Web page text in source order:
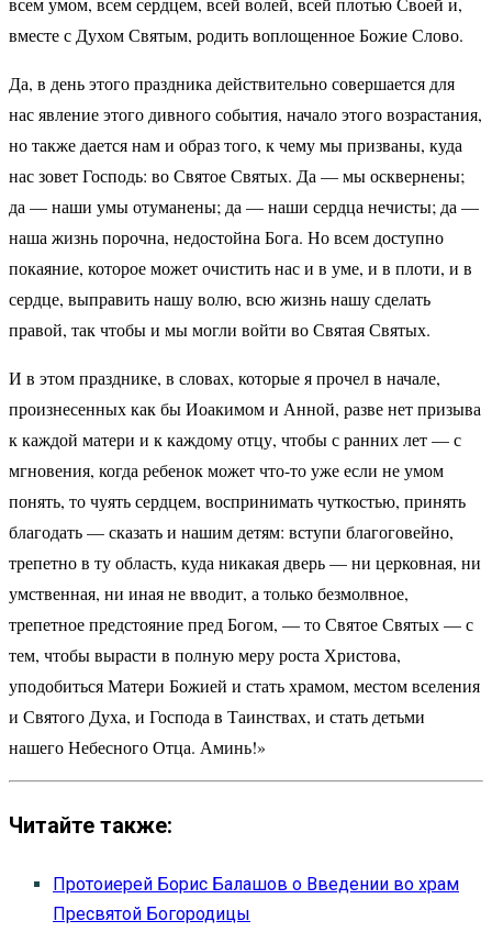
вместе с Духом Святым, родить воплощенное Божие Слово.
Да, в день этого праздника действительно совершается для
нас явление этого дивного события, начало этого возрастания,
но также дается нам и образ того, к чему мы призваны, куда
нас зовет Господь: во Святое Святых. Да — мы осквернены;
да — наши умы отуманены; да — наши сердца нечисты; да —
наша жизнь порочна, недостойна Бога. Но всем доступно
покаяние, которое может очистить нас и в уме, и в плоти, и в
сердце, выправить нашу волю, всю жизнь нашу сделать
правой, так чтобы и мы могли войти во Святая Святых.
И в этом празднике, в словах, которые я прочел в начале,
произнесенных как бы Иоакимом и Анной, разве нет призыва
к каждой матери и к каждому отцу, чтобы с ранних лет — с
мгновения, когда ребенок может что-то уже если не умом
понять, то чуять сердцем, воспринимать чуткостью, принять
благодать — сказать и нашим детям: вступи благоговейно,
трепетно в ту область, куда никакая дверь — ни церковная, ни
умственная, ни иная не вводит, а только безмолвное,
трепетное предстояние пред Богом, — то Святое Святых — с
тем, чтобы вырасти в полную меру роста Христова,
уподобиться Матери Божией и стать храмом, местом вселения
и Святого Духа, и Господа в Таинствах, и стать детьми
нашего Небесного Отца. Аминь!»
Читайте также:
Протоиерей Борис Балашов о Введении во храм
Пресвятой Богородицы